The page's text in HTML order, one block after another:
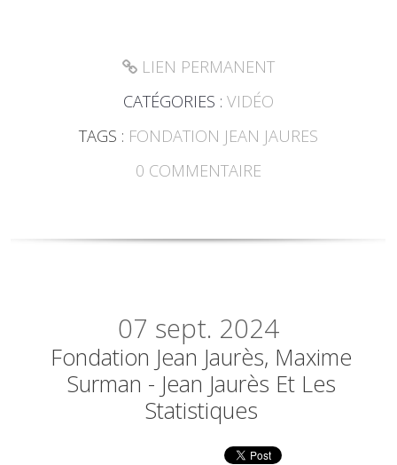
LIEN PERMANENT
CATÉGORIES : VIDÉO
TAGS : FONDATION JEAN JAURES
0 COMMENTAIRE
07 sept. 2024
Fondation Jean Jaurès, Maxime
Surman - Jean Jaurès Et Les
Statistiques